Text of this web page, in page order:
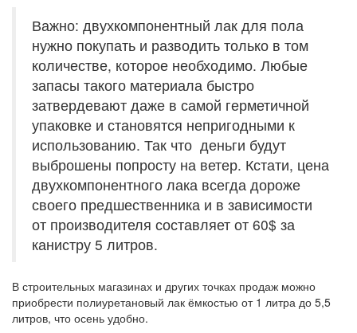
Важно: двухкомпонентный лак для пола
нужно покупать и разводить только в том
количестве, которое необходимо. Любые
запасы такого материала быстро
затвердевают даже в самой герметичной
упаковке и становятся непригодными к
использованию. Так что деньги будут
выброшены попросту на ветер. Кстати, цена
двухкомпонентного лака всегда дороже
своего предшественника и в зависимости
от производителя составляет от 60$ за
канистру 5 литров.
В строительных магазинах и других точках продаж можно
приобрести полиуретановый лак ёмкостью от 1 литра до 5,5
литров, что осень удобно.